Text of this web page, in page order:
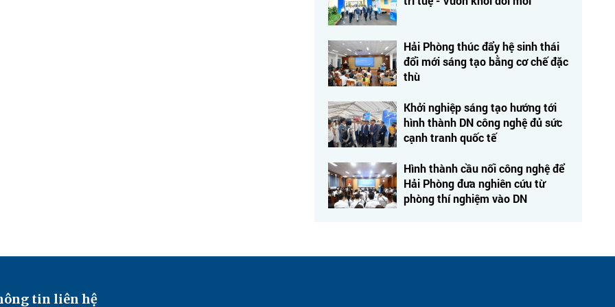
Hải Phòng thúc đẩy hệ sinh thái
đổi mới sáng tạo bằng cơ chế đặc
thù
Khởi nghiệp sáng tạo hướng tới
hình thành DN công nghệ đủ sức
cạnh tranh quốc tế
Hình thành cầu nối công nghệ để
Hải Phòng đưa nghiên cứu từ
phòng thí nghiệm vào DN
tin liên hệ